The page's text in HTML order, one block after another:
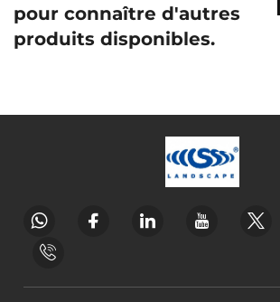
pour connaître d'autres
produits disponibles.